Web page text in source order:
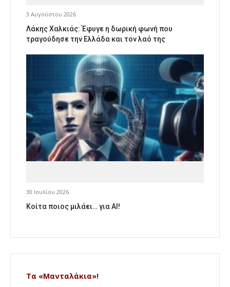
3 Αυγούστου 2026
Λάκης Χαλκιάς: Έφυγε η δωρική φωνή που
τραγούδησε την Ελλάδα και τον λαό της
30 Ιουλίου 2026
Κοίτα ποιος μιλάει… για AI!
Τα «Μανταλάκια»!